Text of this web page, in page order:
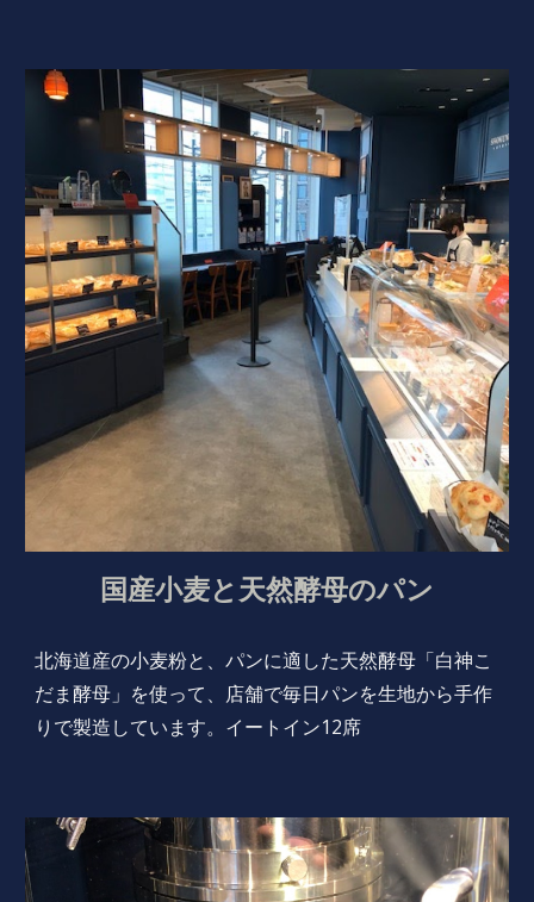
国産小麦と天然酵母のパン
北海道産の小麦粉と、パンに適した天然酵母「白神こ
だま酵母」を使って、店舗で毎日パンを生地から手作
りで製造しています。イートイン12席